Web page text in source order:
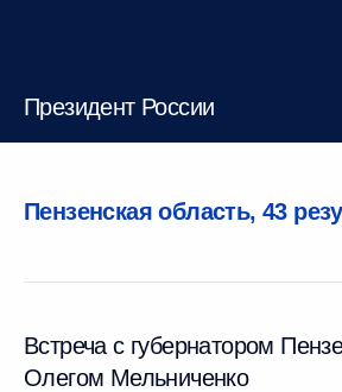
Президент России
Пензенская область, 43
Встреча с губернатором
Олегом Мельниченко